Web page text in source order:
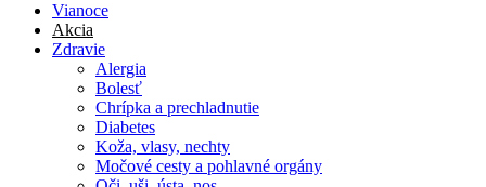
Vianoce
Akcia
Zdravie
Alergia
Bolesť
Chrípka a prechladnutie
Diabetes
Koža, vlasy, nechty
Močové cesty a pohlavné orgány